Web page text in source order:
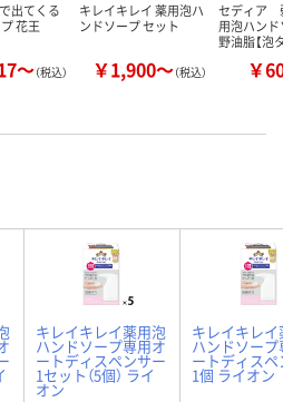
出てくる
花王
～（税込）
キレイキレイ 薬用泡ハ
ンドソープ セット
￥1,900～（税込）
セディア
用泡ハン
野油脂【泡
￥
キレイキレイ薬用泡
ハンドソープ専用オ
ートディスペンサー
1セット（5個） ライ
オン
キレイキレ
ハンドソー
ートディス
1個 ライオン